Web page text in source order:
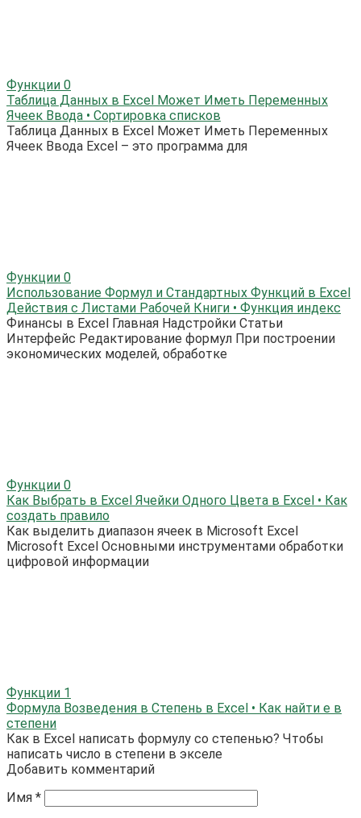
Функции 0
Таблица Данных в Excel Может Иметь Переменных
Ячеек Ввода • Сортировка списков
Таблица Данных в Excel Может Иметь Переменных
Ячеек Ввода Excel – это программа для
Функции 0
Использование Формул и Стандартных Функций в Excel
Действия с Листами Рабочей Книги • Функция индекс
Финансы в Excel Главная Надстройки Статьи
Интерфейс Редактирование формул При построении
экономических моделей, обработке
Функции 0
Как Выбрать в Excel Ячейки Одного Цвета в Excel • Как
создать правило
Как выделить диапазон ячеек в Microsoft Excel
Microsoft Excel Основными инструментами обработки
цифровой информации
Функции 1
Формула Возведения в Степень в Excel • Как найти е в
степени
Как в Excel написать формулу со степенью? Чтобы
написать число в степени в экселе
Добавить комментарий
Имя *